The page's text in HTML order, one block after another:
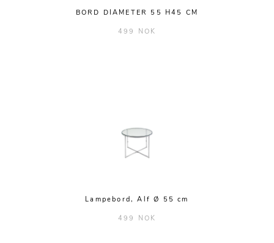
BORD DIAMETER 55 H45 CM
499 NOK
Lampebord, Alf Ø 55 cm
499 NOK